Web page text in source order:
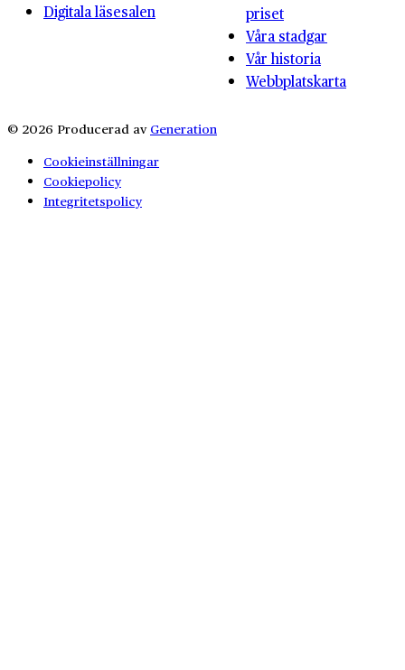
Digitala läsesalen
priset
Våra stadgar
Vår historia
Webbplatskarta
© 2026 Producerad av Generation
Cookieinställningar
Cookiepolicy
Integritetspolicy